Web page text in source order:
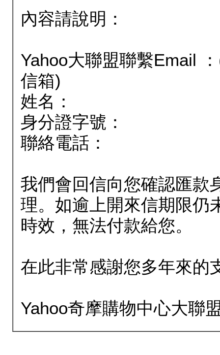
內容請說明：
Yahoo大聯盟聯繫Email
信箱)
姓名：
身分證字號：
聯絡電話：
我們會回信向您確認匯款
理。如逾上開來信期限仍
時效，無法付款給您。
在此非常感謝您多年來的
Yahoo奇摩購物中心大